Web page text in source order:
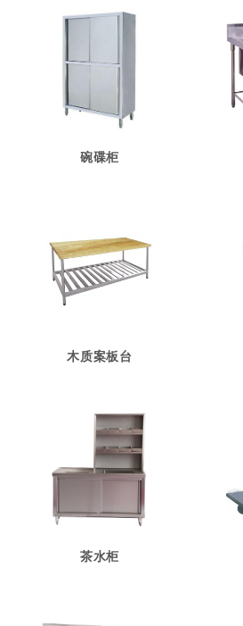
碗碟柜
木质案板台
茶水柜